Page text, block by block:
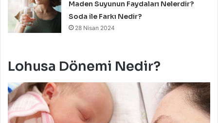
Maden Suyunun Faydaları Nelerdir?
Soda ile Farkı Nedir?
28 Nisan 2024
Lohusa Dönemi Nedir?